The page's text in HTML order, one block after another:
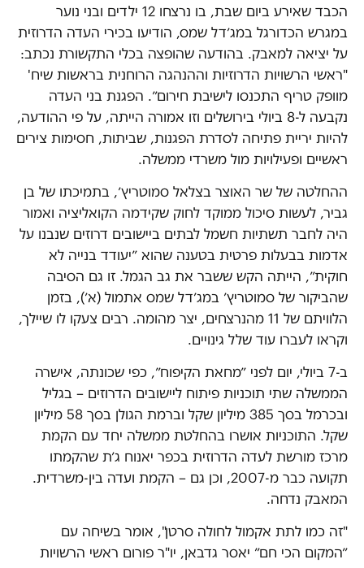
הכבד שאירע ביום שבת, בו נרצחו 12 ילדים ובני נוער
במגרש הכדורגל במג׳דל שמס, הודיעו בכירי העדה הדרוזית
על יציאה למאבק. בהודעה שהופצה בכלי התקשורת נכתב:
"ראשי הרשויות הדרוזיות וההנהגה הרוחנית בראשות שיח'
מוופק טריף התכנסו לישיבת חירום״. הפגנת בני העדה
נקבעה ל-8 ביולי בירושלים וזו אמורה הייתה, על פי ההודעה,
להיות יריית פתיחה לסדרת הפגנות, שביתות, חסימות צירים
ראשיים ופעילויות מול משרדי ממשלה.
ההחלטה של שר האוצר בצלאל סמוטריץ׳, בתמיכתו של בן
גביר, לעשות סיכול ממוקד לחוק שקידמה הקואליציה ואמור
היה לחבר תשתיות חשמל לבתים ביישובים דרוזים שנבנו על
אדמות בבעלות פרטית בטענה שהוא ״יעודד בנייה לא
חוקית״, הייתה הקש ששבר את גב הגמל. זו גם הסיבה
שהביקור של סמוטריץ׳ במג׳דל שמס אתמול (א׳), בזמן
הלוויתם של 11 מהנרצחים, יצר מהומה. רבים צעקו לו שיילך,
וקראו לעברו עוד שלל גינויים.
ב-7 ביולי, יום לפני ״מחאת הקיפוח״, כפי שכונתה, אישרה
הממשלה שתי תוכניות פיתוח ליישובים הדרוזים – בגליל
ובכרמל בסך 385 מיליון שקל וברמת הגולן בסך 58 מיליון
שקל. התוכניות אושרו בהחלטת ממשלה יחד עם הקמת
מרכז מורשת לעדה הדרוזית בכפר יאנוח ג׳ת שהקמתו
תקועה כבר מ-2007, וכן גם – הקמת ועדה בין-משרדית.
המאבק נדחה.
"זה כמו לתת אקמול לחולה סרטן", אומר בשיחה עם
״המקום הכי חם״ יאסר גדבאן, יו"ר פורום ראשי הרשויות